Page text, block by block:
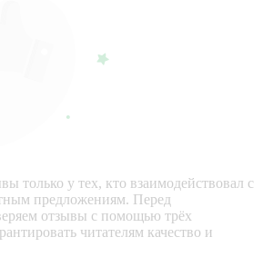
только у тех, кто взаимодействовал с
предложениям. Перед
отзывы с помощью трёх
читателям качество и